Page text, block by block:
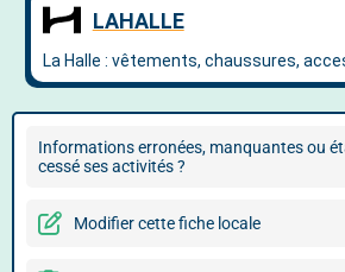
Informations erronées, manquantes ou
cessé ses activités ?
Modifier cette fiche locale